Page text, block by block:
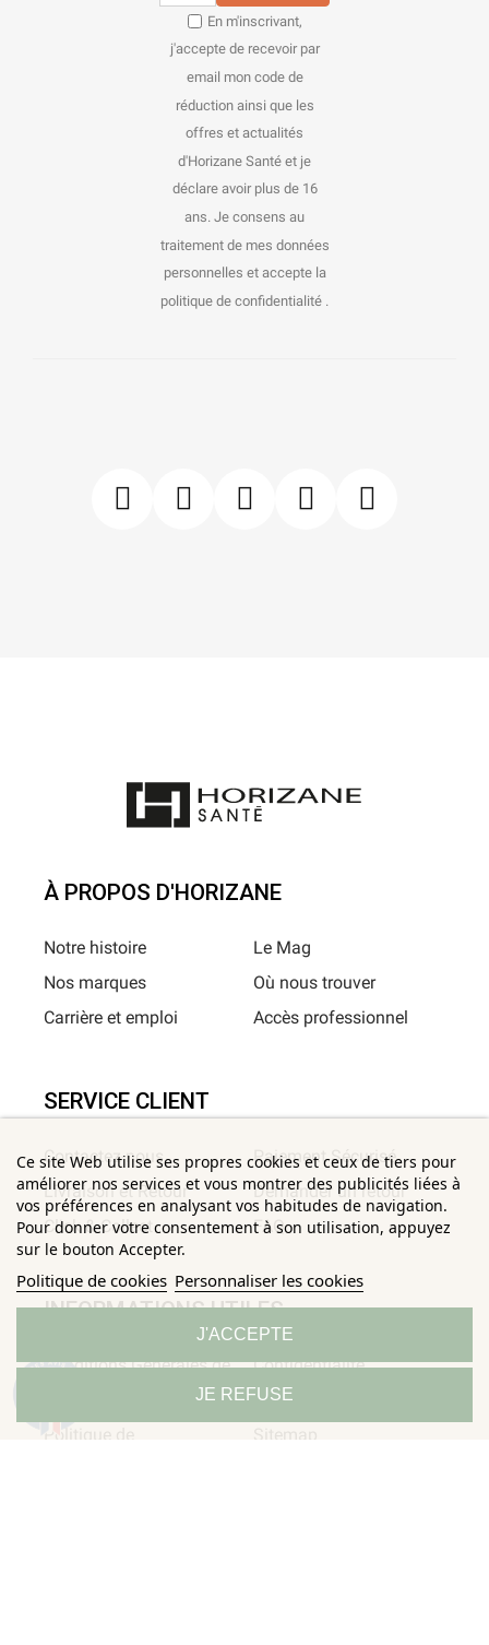
En m'inscrivant,
j'accepte de recevoir par
email mon code de
réduction ainsi que les
offres et actualités
d'Horizane Santé et je
déclare avoir plus de 16
ans. Je consens au
traitement de mes données
personnelles et accepte la
politique de confidentialité .
Ce site Web utilise ses propres cookies et ceux de tiers pour
améliorer nos services et vous montrer des publicités liées à
vos préférences en analysant vos habitudes de navigation.
Pour donner votre consentement à son utilisation, appuyez
sur le bouton Accepter.
Politique de cookies Personnaliser les cookies
JE REFUSE
J'ACCEPTE
À PROPOS D'HORIZANE
Notre histoire
Nos marques
Carrière et emploi
Le Mag
Où nous trouver
Accès professionnel
SERVICE CLIENT
Contactez-nous
Livraison et Retour
Click & Collect
Paiement Sécurisé
Demander un retour
FAQ
INFORMATIONS UTILES
Conditions Générales de
Politique de
Confidentialité
Mentions légales
Sitemap